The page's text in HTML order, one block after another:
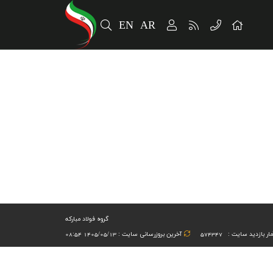
AR
EN
گروه فولاد مبارکه
آخرین بروزرسانی سایت : 1405/05/13 08:54
بازدید سایت : 574347